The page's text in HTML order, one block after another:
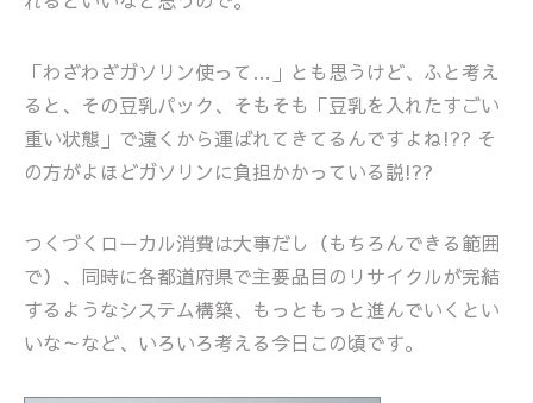
「わざわざガソリン使って…」とも思うけど、ふと考え
ると、その豆乳パック、そもそも「豆乳を入れたすごい
重い状態」で遠くから運ばれてきてるんですよね!?? そ
の方がよほどガソリンに負担かかっている説!??
つくづくローカル消費は大事だし（もちろんできる範囲
で）、同時に各都道府県で主要品目のリサイクルが完結
するようなシステム構築、もっともっと進んでいくとい
いな～など、いろいろ考える今日この頃です。